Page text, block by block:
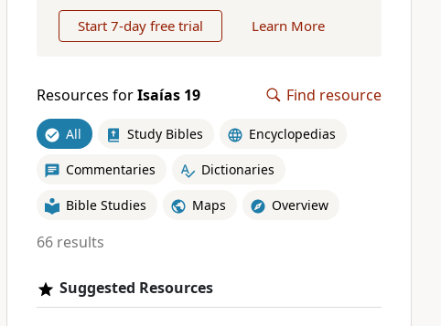
Start 7-day free trial Learn More
Resources forIsaías 19 Find resource
All Study Bibles Encyclopedias
Commentaries Dictionaries
Bible Studies Maps Overview
66 results
Suggested Resources